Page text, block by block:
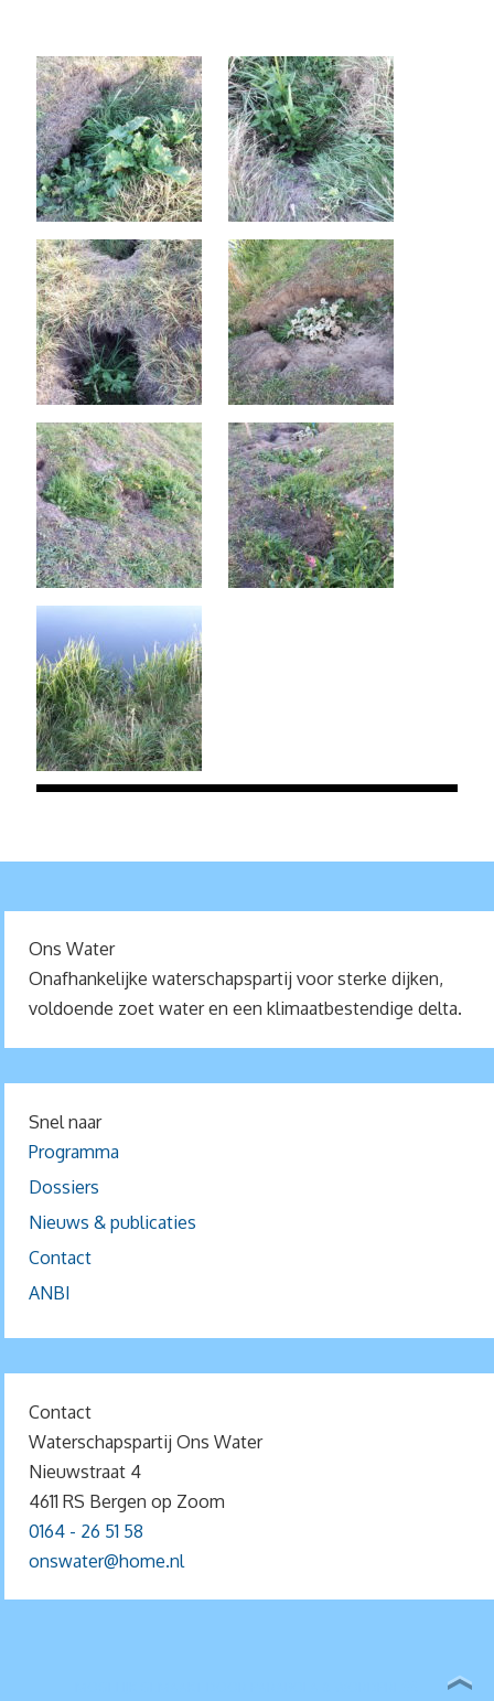
Ons Water
Onafhankelijke waterschapspartij voor sterke dijken,
voldoende zoet water en een klimaatbestendige delta.
Snel naar
Programma
Dossiers
Nieuws & publicaties
Contact
ANBI
Contact
Waterschapspartij Ons Water
Nieuwstraat 4
4611 RS Bergen op Zoom
0164 - 26 51 58
onswater@home.nl